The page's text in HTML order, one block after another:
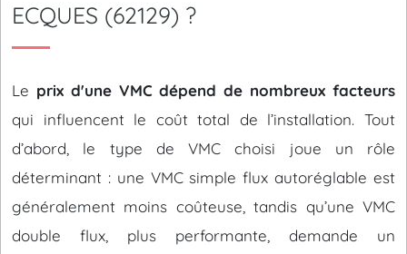
ECQUES (62129) ?
Le prix d'une VMC dépend de nombreux facteurs
qui influencent le coût total de l’installation. Tout
d’abord, le type de VMC choisi joue un rôle
déterminant : une VMC simple flux autoréglable est
généralement moins coûteuse, tandis qu’une VMC
double flux, plus performante, demande un